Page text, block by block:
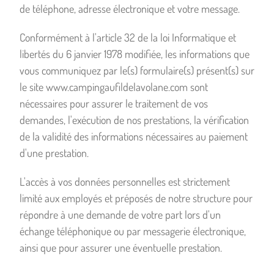
de téléphone, adresse électronique et votre message.
Conformément à l'article 32 de la loi Informatique et
libertés du 6 janvier 1978 modifiée, les informations que
vous communiquez par le(s) formulaire(s) présent(s) sur
le site www.campingaufildelavolane.com sont
nécessaires pour assurer le traitement de vos
demandes, l'exécution de nos prestations, la vérification
de la validité des informations nécessaires au paiement
d'une prestation.
L'accès à vos données personnelles est strictement
limité aux employés et préposés de notre structure pour
répondre à une demande de votre part lors d'un
échange téléphonique ou par messagerie électronique,
ainsi que pour assurer une éventuelle prestation.